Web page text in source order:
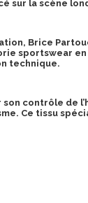
sur la scène
Brice
sportswear
technique.
contrôle
Ce tissu